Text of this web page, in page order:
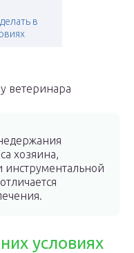
в
ветеринара
хозяина,
инструментальной
условиях